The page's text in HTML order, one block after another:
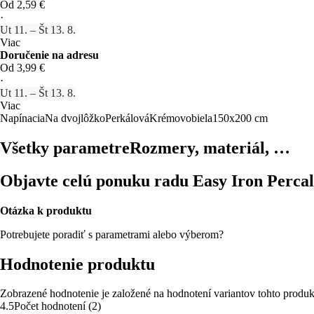
Od 2,59 €
·
Ut 11. – Št 13. 8.
Viac
Doručenie na adresu
Od 3,99 €
·
Ut 11. – Št 13. 8.
Viac
NapínaciaNa dvojlôžkoPerkálováKrémovobiela150x200 cm
Všetky parametreRozmery, materiál, …
Objavte celú ponuku radu Easy Iron
Otázka k produktu
Potrebujete poradiť s parametrami alebo výberom?
Hodnotenie produktu
Zobrazené hodnotenie je založené na hodnotení variantov tohto
4.5Počet hodnotení(2)